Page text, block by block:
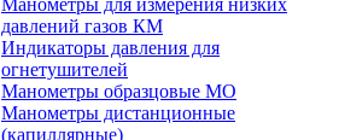
Манометры для измерения низких
давлений газов КМ
Индикаторы давления для
огнетушителей
Манометры образцовые МО
Манометры дистанционные
(капиллярные)